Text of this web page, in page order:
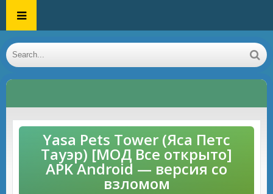
Yasa Pets Tower (Яса Петс
Тауэр) [МОД Все открыто]
APK Android — версия со
взломом